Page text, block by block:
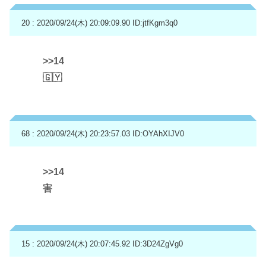
20 : 2020/09/24(木) 20:09:09.90 ID:jtfKgm3q0
>>14
🇬🇾
68 : 2020/09/24(木) 20:23:57.03 ID:OYAhXIJV0
>>14
害
15 : 2020/09/24(木) 20:07:45.92 ID:3D24ZgVg0